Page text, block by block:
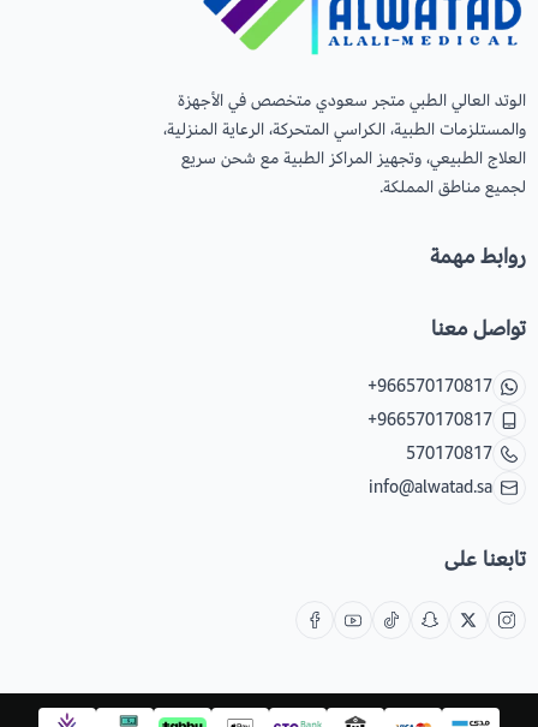
الوتد العالي الطبي متجر سعودي متخصص في الأجهزة
والمستلزمات الطبية، الكراسي المتحركة، الرعاية المنزلية،
العلاج الطبيعي، وتجهيز المراكز الطبية مع شحن سريع
لجميع مناطق المملكة.
روابط مهمة
تواصل معنا
+966570170817
+966570170817
570170817
info@alwatad.sa
تابعنا على